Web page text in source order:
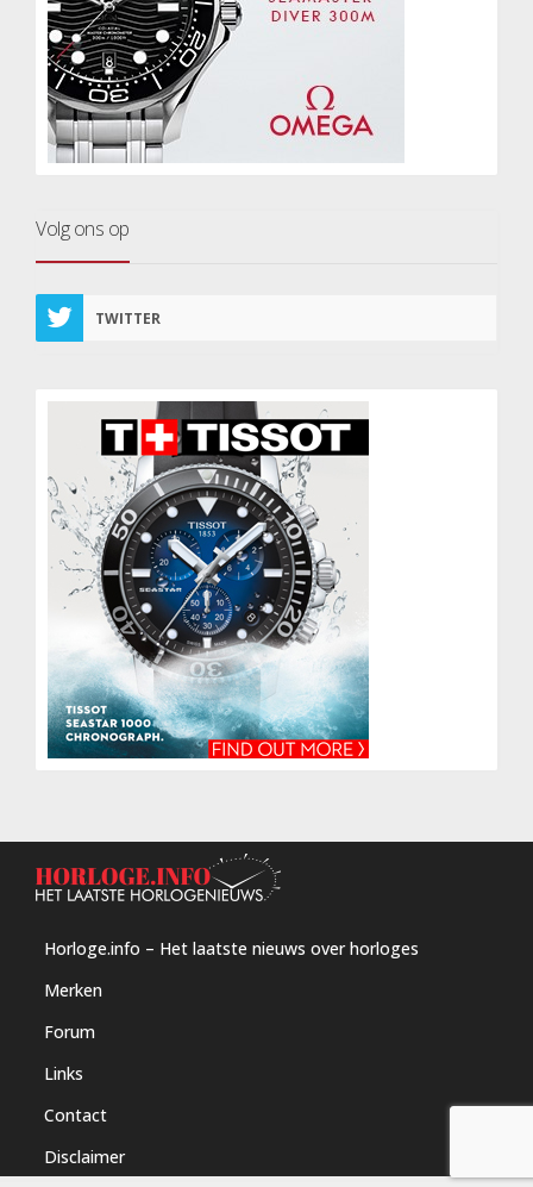
Volg ons op
TWITTER
Horloge.info – Het laatste nieuws over horloges
Merken
Forum
Links
Contact
Disclaimer